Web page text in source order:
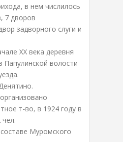
в нем числилось
7 дворов
задворного слуги и
XX века деревня
Папулинской волости
т-во, в 1924 году в
Муромского